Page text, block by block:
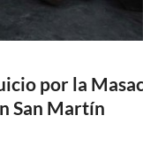
por la
San Martín